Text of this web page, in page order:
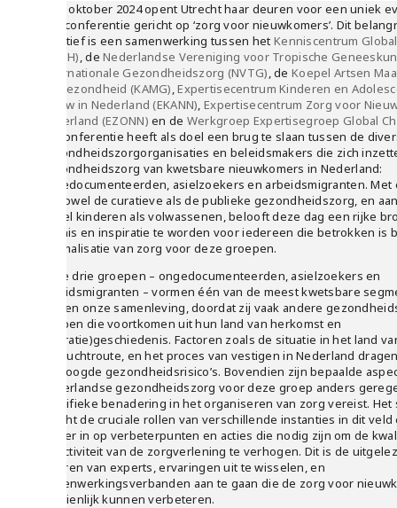
Op 9 oktober 2024 opent Utrecht haar deuren voor een uniek
een conferentie gericht op ‘zorg voor nieuwkomers’. Dit
initiatief is een samenwerking tussen hetKenniscentrum
(KCGH), deNederlandse Vereniging voor Tropische
Internationale Gezondheidszorg (NVTG), deKoepel Artsen
en Gezondheid (KAMG),Expertisecentrum Kinderen en
Nieuw in Nederland (EKANN),Expertisecentrum Zorg voor
Nederland (EZONN)en de Werkgroep Expertisegroep Global
De conferentie heeft als doel een brug te slaan tussen de
gezondheidszorgorganisaties en beleidsmakers die zich
gezondheidszorg van kwetsbare nieuwkomers in Nederland:
ongedocumenteerden, asielzoekers en arbeidsmigranten. Met
op zowel de curatieve als de publieke gezondheidszorg, en
zowel kinderen als volwassenen, belooft deze dag een rijke
kennis en inspiratie te worden voor iedereen die betrokken is
optimalisatie van zorg voor deze groepen.
Deze drie groepen – ongedocumenteerden, asielzoekers en
arbeidsmigranten – vormen één van de meest kwetsbare
binnen onze samenleving, doordat zij vaak andere
hebben die voortkomen uit hun land van herkomst en
(migratie)geschiedenis. Factoren zoals de situatie in het land
de vluchtroute, en het proces van vestigen in Nederland
verhoogde gezondheidsrisico’s. Bovendien zijn bepaalde
Nederlandse gezondheidszorg voor deze groep anders
specifieke benadering in het organiseren van zorg vereist. Het
belicht de cruciale rollen van verschillende instanties in dit veld
dieper in op verbeterpunten en acties die nodig zijn om de
effectiviteit van de zorgverlening te verhogen. Dit is de
te leren van experts, ervaringen uit te wisselen, en
samenwerkingsverbanden aan te gaan die de zorg voor
aanzienlijk kunnen verbeteren.